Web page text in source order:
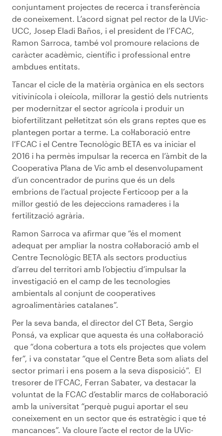
conjuntament projectes de recerca i transferència
de coneixement. L’acord signat pel rector de la UVic-
UCC, Josep Eladi Baños, i el president de l’FCAC,
Ramon Sarroca, també vol promoure relacions de
caràcter acadèmic, científic i professional entre
ambdues entitats.
Tancar el cicle de la matèria orgànica en els sectors
vitivinícola i oleícola, millorar la gestió dels nutrients
per modernitzar el sector agrícola i produir un
biofertilitzant pel·letitzat són els grans reptes que es
plantegen portar a terme. La col·laboració entre
l’FCAC i el Centre Tecnològic BETA es va iniciar el
2016 i ha permès impulsar la recerca en l’àmbit de la
Cooperativa Plana de Vic amb el desenvolupament
d’un concentrador de purins que és un dels
embrions de l’actual projecte Ferticoop per a la
millor gestió de les dejeccions ramaderes i la
fertilització agrària.
Ramon Sarroca va afirmar que “és el moment
adequat per ampliar la nostra col·laboració amb el
Centre Tecnològic BETA als sectors productius
d’arreu del territori amb l’objectiu d’impulsar la
investigació en el camp de les tecnologies
ambientals al conjunt de cooperatives
agroalimentàries catalanes”.
Per la seva banda, el director del CT Beta, Sergio
Ponsá, va explicar que aquesta és una col·laboració
que “dona cobertura a tots els projectes que volem
fer”, i va constatar “que el Centre Beta som aliats del
sector primari i ens posem a la seva disposició”. El
tresorer de l’FCAC, Ferran Sabater, va destacar la
voluntat de la FCAC d’establir marcs de col·laboració
amb la universitat “perquè pugui aportar el seu
coneixement en un sector que és estratègic i que té
mancances”. Va cloure l’acte el rector de la UVic-